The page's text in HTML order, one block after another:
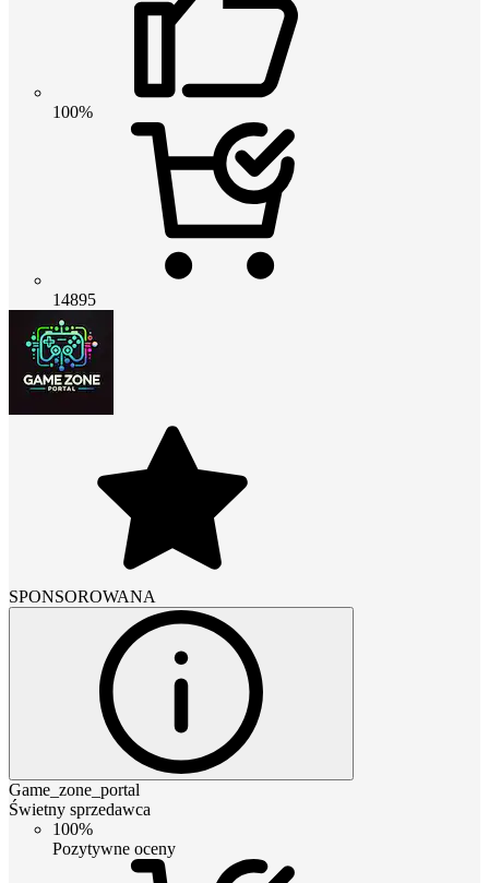
100%
14895
SPONSOROWANA
Game_zone_portal
Świetny sprzedawca
100%
Pozytywne oceny